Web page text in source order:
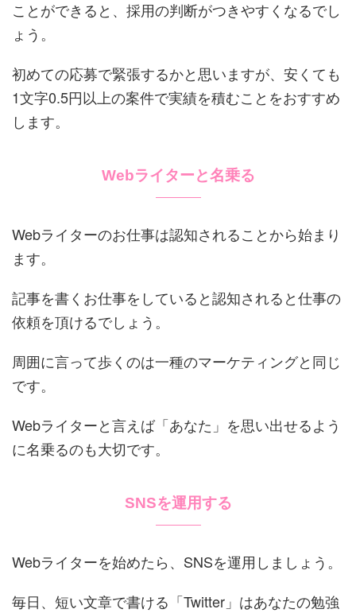
ことができると、採用の判断がつきやすくなるでし
ょう。
初めての応募で緊張するかと思いますが、安くても
1文字0.5円以上の案件で実績を積むことをおすすめ
します。
Webライターと名乗る
Webライターのお仕事は認知されることから始まり
ます。
記事を書くお仕事をしていると認知されると仕事の
依頼を頂けるでしょう。
周囲に言って歩くのは一種のマーケティングと同じ
です。
Webライターと言えば「あなた」を思い出せるよう
に名乗るのも大切です。
SNSを運用する
Webライターを始めたら、SNSを運用しましょう。
毎日、短い文章で書ける「Twitter」はあなたの勉強